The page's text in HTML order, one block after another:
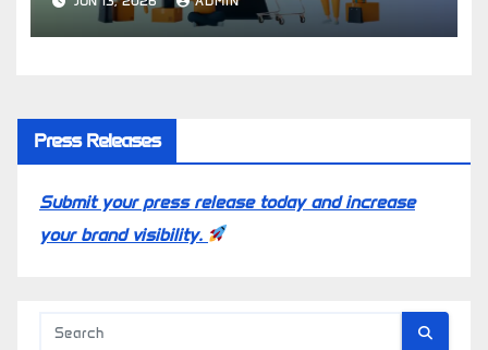
Press Releases
Submit your press release today and increase
your brand visibility.